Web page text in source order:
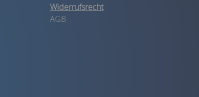
Widerrufsrecht
AGB